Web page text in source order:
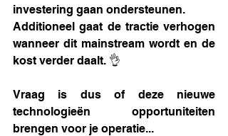
investering gaan ondersteunen.
Additioneel gaat de tractie verhogen
wanneer dit mainstream wordt en de
kost verder daalt. 👌
Vraag is dus of deze nieuwe
technologieën opportuniteiten
brengen voor je operatie...